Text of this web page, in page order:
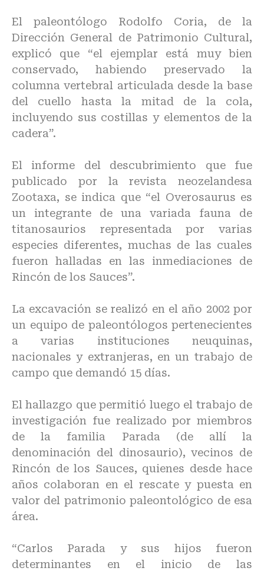
El paleontólogo Rodolfo Coria, de la
Dirección General de Patrimonio Cultural,
explicó que “el ejemplar está muy bien
conservado, habiendo preservado la
columna vertebral articulada desde la base
del cuello hasta la mitad de la cola,
incluyendo sus costillas y elementos de la
cadera”.
El informe del descubrimiento que fue
publicado por la revista neozelandesa
Zootaxa, se indica que “el Overosaurus es
un integrante de una variada fauna de
titanosaurios representada por varias
especies diferentes, muchas de las cuales
fueron halladas en las inmediaciones de
Rincón de los Sauces”.
La excavación se realizó en el año 2002 por
un equipo de paleontólogos pertenecientes
a varias instituciones neuquinas,
nacionales y extranjeras, en un trabajo de
campo que demandó 15 días.
El hallazgo que permitió luego el trabajo de
investigación fue realizado por miembros
de la familia Parada (de allí la
denominación del dinosaurio), vecinos de
Rincón de los Sauces, quienes desde hace
años colaboran en el rescate y puesta en
valor del patrimonio paleontológico de esa
área.
“Carlos Parada y sus hijos fueron
determinantes en el inicio de las